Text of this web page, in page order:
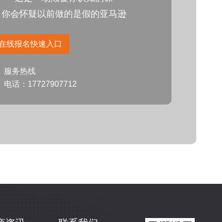
你会怀疑以前做的是假的亚马逊
线报名快速入口
服务热线
电话：17727907712